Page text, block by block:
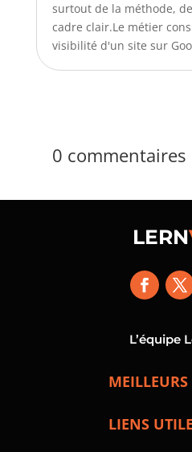
surtout de la méthode,
cadre clair.Le métier
visibilité d'un site sur
0 commentaires
LERN
L’équipe
MEILLEURS
LIENS